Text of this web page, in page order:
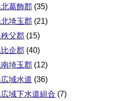
葛飾郡 (35)
埼玉郡 (21)
父郡 (15)
企郡 (40)
埼玉郡 (12)
域水道 (36)
域下水道組合 (7)